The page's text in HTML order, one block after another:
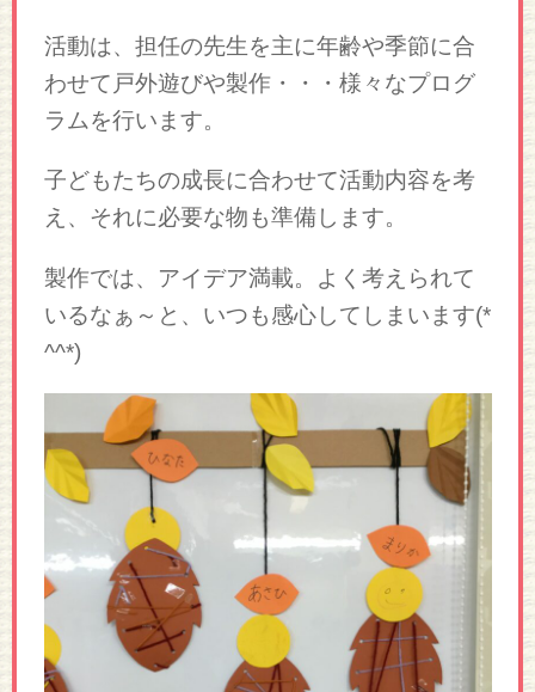
活動は、担任の先生を主に年齢や季節に合
わせて戸外遊びや製作・・・様々なプログ
ラムを行います。
子どもたちの成長に合わせて活動内容を考
え、それに必要な物も準備します。
製作では、アイデア満載。よく考えられて
いるなぁ～と、いつも感心してしまいます(*
^^*)